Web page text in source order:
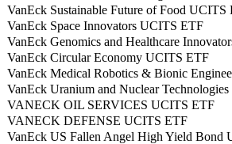
VanEck Sustainable Future of Food UCITS
VanEck Space Innovators UCITS ETF
VanEck Genomics and Healthcare
VanEck Circular Economy UCITS ETF
VanEck Medical Robotics & Bionic
VanEck Uranium and Nuclear
VANECK OIL SERVICES UCITS ETF
VANECK DEFENSE UCITS ETF
VanEck US Fallen Angel High Yield Bond